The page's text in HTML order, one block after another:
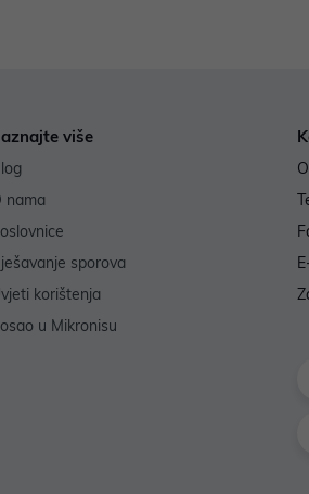
više
nama
sporova
korištenja
u Mikronisu